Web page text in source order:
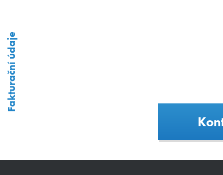
Fakturační údaje